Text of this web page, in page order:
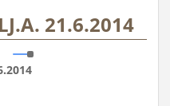
21.6.2014